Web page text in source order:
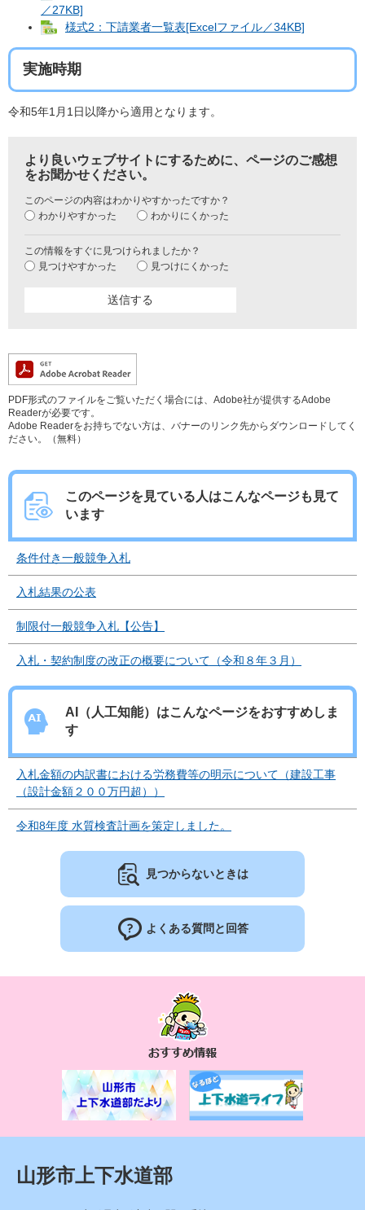
／27KB]
様式2：下請業者一覧表[Excelファイル／34KB]
実施時期
令和5年1月1日以降から適用となります。
より良いウェブサイトにするために、ページのご感想
をお聞かせください。
このページの内容はわかりやすかったですか？
わかりやすかった
わかりにくかった
この情報をすぐに見つけられましたか？
見つけやすかった
見つけにくかった
PDF形式のファイルをご覧いただく場合には、Adobe社が提供するAdobe
Readerが必要です。
Adobe Readerをお持ちでない方は、バナーのリンク先からダウンロードしてく
ださい。（無料）
このページを見ている人はこんなページも見て
います
条件付き一般競争入札
入札結果の公表
制限付一般競争入札【公告】
入札・契約制度の改正の概要について（令和８年３月）
AI（人工知能）はこんなページをおすすめしま
す
入札金額の内訳書における労務費等の明示について（建設工事
（設計金額２００万円超））
令和8年度 水質検査計画を策定しました。
見つからないときは
よくある質問と回答
す
め
情
報
山形市上下水道部